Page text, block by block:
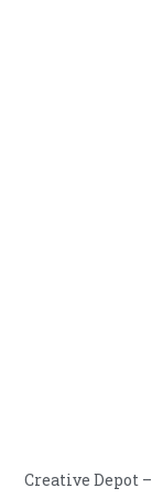
Creative Depot